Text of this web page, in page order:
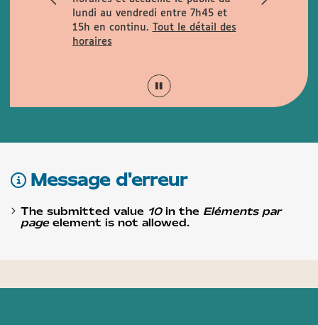
lundi au vendredi entre 7h45 et
15h en continu.
Tout le détail des
horaires
Message d'erreur
The submitted value 10in the Eléments par
pageelement is not allowed.